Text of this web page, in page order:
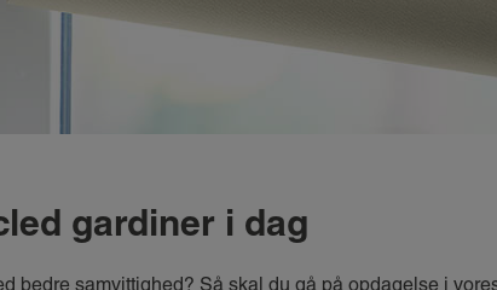
gardiner i dag
bedre samvittighed? Så skal du gå på opdagelse i